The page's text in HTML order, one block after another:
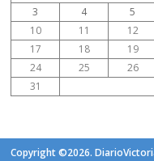
3
4 5
10
11 12
17
18 19
24
25 26
31
Copyright ©2026.